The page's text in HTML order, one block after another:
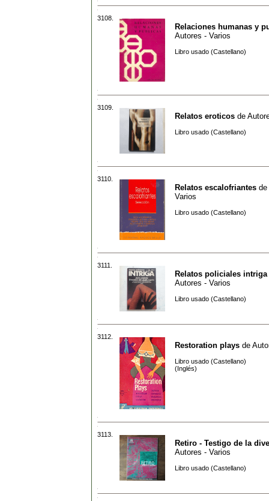
3108.
Relaciones humanas y
Autores - Varios
Libro usado (Castellano)
3109.
Relatos eroticos de
Libro usado (Castellano)
3110.
Relatos escalofriantes de
Varios
Libro usado (Castellano)
3111.
Relatos policiales intriga
Autores - Varios
Libro usado (Castellano)
3112.
Restoration plays de
Libro usado (Castellano)
(Inglés)
3113.
Retiro - Testigo de la
Autores - Varios
Libro usado (Castellano)